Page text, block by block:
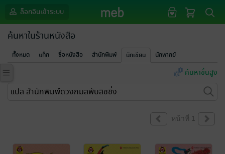
ล็อกอินเข้าระบบ
ค้นหาในร้านหนังสือ
ทั้งหมด แท็ก ชื่อหนังสือ สำนักพิมพ์ นักเขียน นักพากย์
ค้นหาขั้นสูง
หน้าที่ 1